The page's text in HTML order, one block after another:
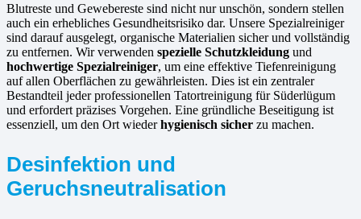
Blutreste und Gewebereste sind nicht nur unschön, sondern stellen
auch ein erhebliches Gesundheitsrisiko dar. Unsere Spezialreiniger
sind darauf ausgelegt, organische Materialien sicher und vollständig
zu entfernen. Wir verwenden spezielle Schutzkleidung und
hochwertige Spezialreiniger, um eine effektive Tiefenreinigung
auf allen Oberflächen zu gewährleisten. Dies ist ein zentraler
Bestandteil jeder professionellen Tatortreinigung für Süderlügum
und erfordert präzises Vorgehen. Eine gründliche Beseitigung ist
essenziell, um den Ort wiederhygienisch sicher zu machen.
Desinfektion und
Geruchsneutralisation